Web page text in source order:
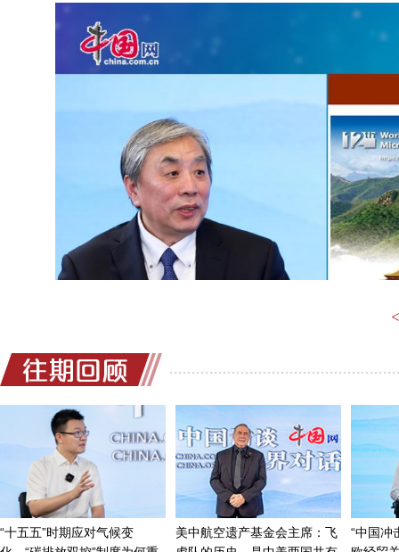
所以，这次世界微循环大会在中国召开，等于中
缘，这回到了正中央，而在这里报告最多的内容是中
舞台上进行了展示。
主持人： 那其实可以说此次在中国举办的第十二